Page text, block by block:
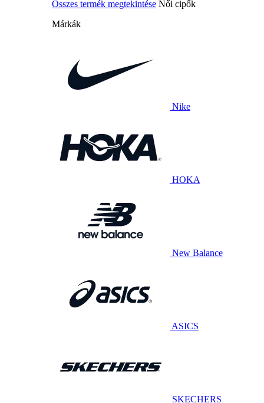
Összes termék megtekintése Női cipők
Márkák
Nike
HOKA
New Balance
ASICS
SKECHERS